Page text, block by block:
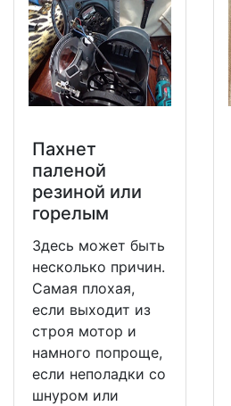
Пахнет
паленой
резиной или
горелым
Здесь может быть
несколько причин.
Самая плохая,
если выходит из
строя мотор и
намного попроще,
если неполадки со
шнуром или